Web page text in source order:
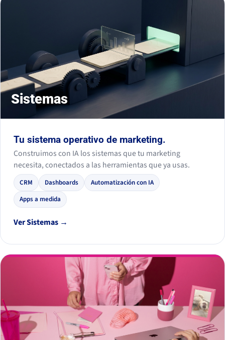
Sistemas
Tu sistema operativo de marketing.
Construimos con IA los sistemas que tu marketing
necesita, conectados a las herramientas que ya usas.
CRM Dashboards
Automatización con IA
Apps a medida
Ver Sistemas →